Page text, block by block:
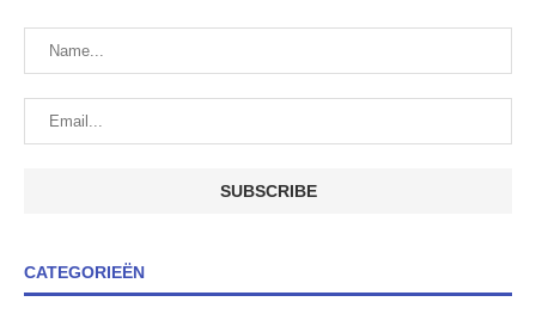
CATEGORIEËN